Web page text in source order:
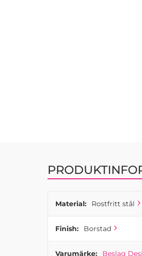
Material: Rostfritt stål
Finish: Borstad
Varumärke: Beslag